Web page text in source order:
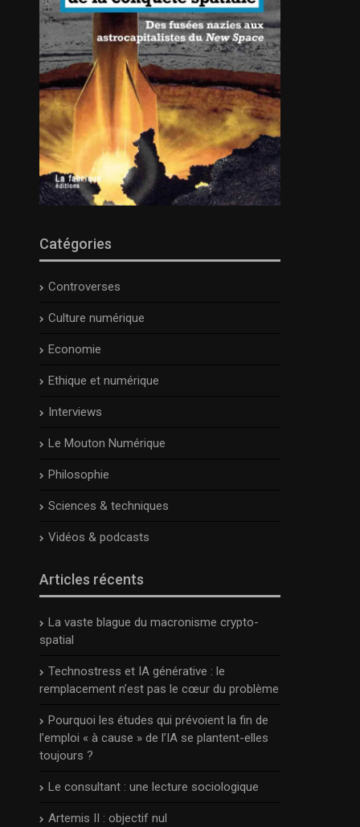
Catégories
Controverses
Culture numérique
Economie
Ethique et numérique
Interviews
Le Mouton Numérique
Philosophie
Sciences & techniques
Vidéos & podcasts
Articles récents
La vaste blague du macronisme crypto-
spatial
Technostress et IA générative : le
remplacement n’est pas le cœur du problème
Pourquoi les études qui prévoient la fin de
l’emploi « à cause » de l’IA se plantent-elles
toujours ?
Le consultant : une lecture sociologique
Artemis II : objectif nul